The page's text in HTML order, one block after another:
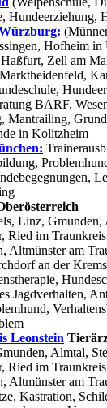
Hundeerziehung,
Hofheim in
Zell am
BARF,
Mantrailing,
in Kolitzheim
Linz, Gmunden,
Ried im
Altmünster am
an der
Jagdverhalten,
Leonstein
Almtal,
Ried im
Altmünster am
Kastration,